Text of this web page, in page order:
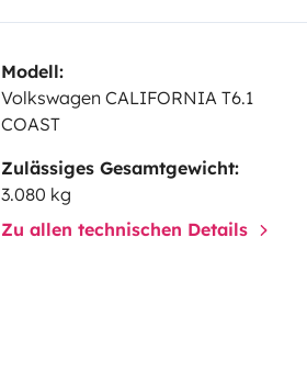
Modell:
Volkswagen CALIFORNIA T6.1
COAST
Zulässiges Gesamtgewicht:
3.080 kg
Zu allen technischen Details